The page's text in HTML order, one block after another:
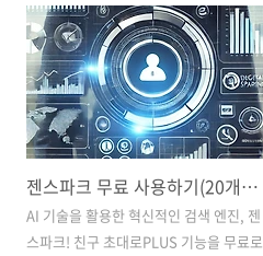
젠스파크 무료 사용하기(20개월무료 방법)
AI 기술을 활용한 혁신적인 검색 엔진, 젠
스파크! 친구 초대로PLUS 기능을 무료로